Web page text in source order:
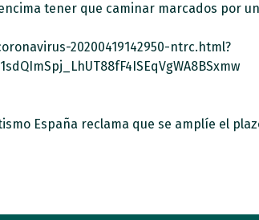
tener que caminar marcados por
20200419142950-ntrc.html?